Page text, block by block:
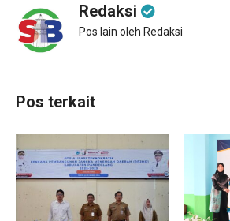
Redaksi
Pos lain oleh Redaksi
Pos terkait